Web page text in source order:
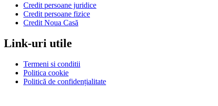
Credit persoane juridice
Credit persoane fizice
Credit Noua Casă
Link-uri utile
Termeni si conditii
Politica cookie
Politică de confidențialitate